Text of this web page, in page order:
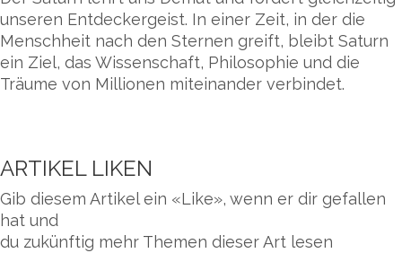
unseren Entdeckergeist. In einer Zeit, in der die
Menschheit nach den Sternen greift, bleibt Saturn
ein Ziel, das Wissenschaft, Philosophie und die
Träume von Millionen miteinander verbindet.
ARTIKEL LIKEN
Gib diesem Artikel ein «Like», wenn er dir gefallen
hat und
du zukünftig mehr Themen dieser Art lesen